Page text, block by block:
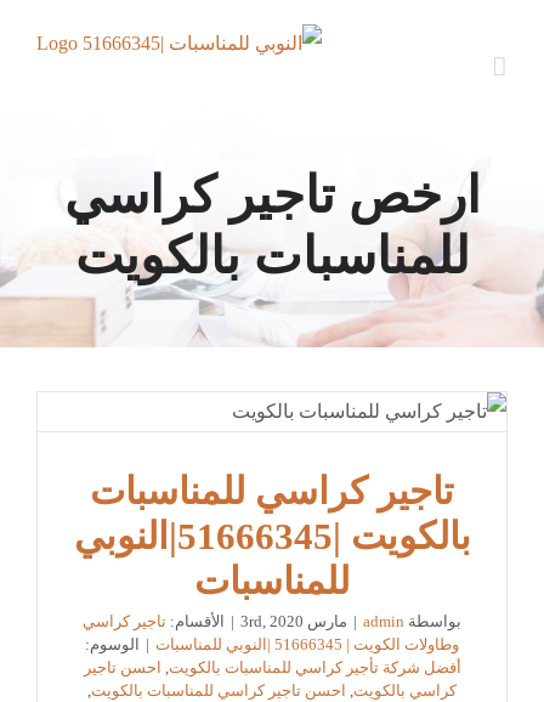
ارخص تاجير كراسي
للمناسبات بالكويت
تاجير كراسي للمناسبات
بالكويت |51666345|النوبي
للمناسبات
بواسطة admin
| مارس 3rd, 2020 | الأقسام: تاجير كراسي
وطاولات الكويت | 51666345 |النوبي للمناسبات
|
الوسوم:
أفضل شركة تأجير كراسي للمناسبات بالكويت
احسن تاجير
كراسي بالكويت
احسن تاجير كراسي للمناسبات بالكويت